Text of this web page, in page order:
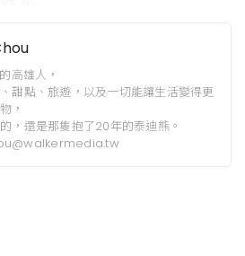
高雄人，
甜點、旅遊，以及一切能讓生活變得更
，
，還是那隻抱了20年的泰迪熊。